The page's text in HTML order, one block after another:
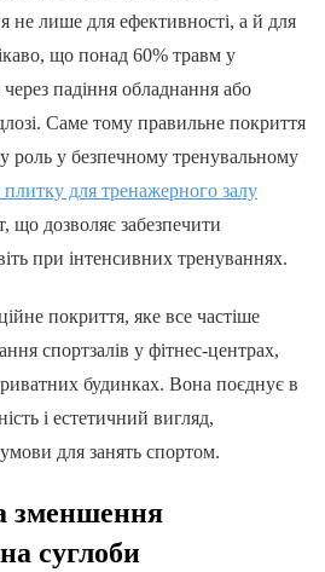
не лише для ефективності, а й для
що понад 60% травм у
через падіння обладнання або
Саме тому правильне покриття
роль у безпечному тренувальному
для тренажерного залу
що дозволяє забезпечити
при інтенсивних тренуваннях.
покриття, яке все частіше
спортзалів у фітнес-центрах,
будинках. Вона поєднує в
і естетичний вигляд,
для занять спортом.
зменшення
суглоби